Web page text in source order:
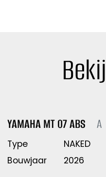
YAMAHA MT 07 ABS A
Type
NAKED
Bouwjaar
2026